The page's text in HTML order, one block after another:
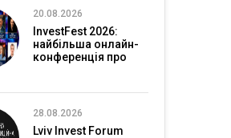
20.08.2026
InvestFest 2026:
найбільша онлайн-
конференція про
28.08.2026
Lviv Invest Forum